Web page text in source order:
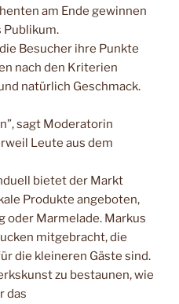
am Ende gewinnen
Publikum.
Besucher ihre Punkte
nach den Kriterien
natürlich Geschmack.
sagt Moderatorin
Leute aus dem
bietet der Markt
Produkte angeboten,
oder Marmelade. Markus
mitgebracht, die
die kleineren Gäste sind.
zu bestaunen, wie
das